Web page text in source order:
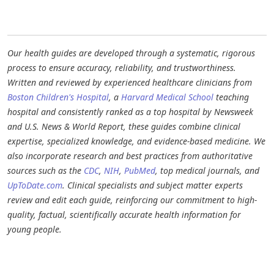
Our health guides are developed through a systematic, rigorous
process to ensure accuracy, reliability, and trustworthiness.
Written and reviewed by experienced healthcare clinicians from
Boston Children's Hospital, a Harvard Medical School teaching
hospital and consistently ranked as a top hospital by Newsweek
and U.S. News & World Report, these guides combine clinical
expertise, specialized knowledge, and evidence-based medicine. We
also incorporate research and best practices from authoritative
sources such as the CDC, NIH, PubMed, top medical journals, and
UpToDate.com. Clinical specialists and subject matter experts
review and edit each guide, reinforcing our commitment to high-
quality, factual, scientifically accurate health information for
young people.